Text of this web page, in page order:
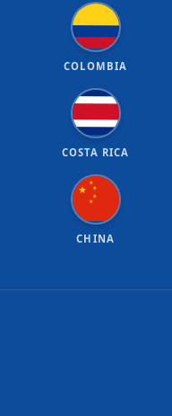
COLOMBIA
COSTA RICA
★
★
★
★
★
CHINA